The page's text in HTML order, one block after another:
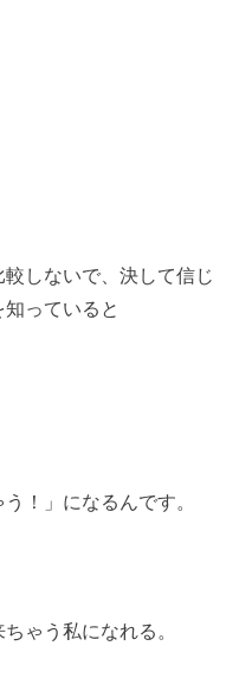
しないで、決して信じ
っていると
！」になるんです。
ゃう私になれる。